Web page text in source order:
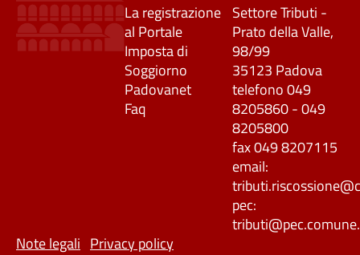
La registrazione
al Portale
Imposta di
Soggiorno
Padovanet
Faq
Settore Tributi -
Prato della Valle,
98/99
35123 Padova
telefono 049
8205860 - 049
8205800
fax 049 8207115
email:
pec:
Note legali Privacy policy